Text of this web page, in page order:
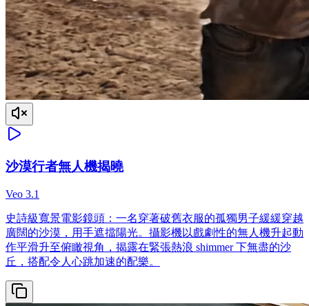
沙漠行者無人機揭曉
Veo 3.1
史詩級寬景電影鏡頭：一名穿著破舊衣服的孤獨男子緩緩穿越
廣闊的沙漠，用手遮擋陽光。攝影機以戲劇性的無人機升起動
作平滑升至俯瞰視角，揭露在緊張熱浪 shimmer 下無盡的沙
丘，搭配令人心跳加速的配樂。